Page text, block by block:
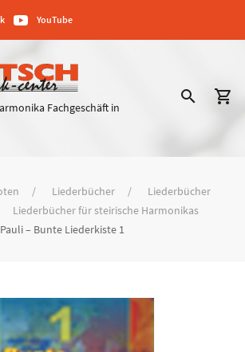
YouTube
Fachgeschäft in
search shopping_cart
Liederbücher
Liederbücher
Liederbücher für steirische Harmonikas
– Bunte Liederkiste 1